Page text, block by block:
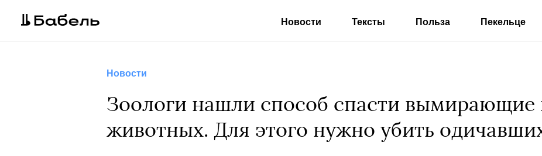
Новости Тексты Польза Пекельце
Новости
Зоологи нашли способ спасти вымирающие
животных. Для этого нужно убить